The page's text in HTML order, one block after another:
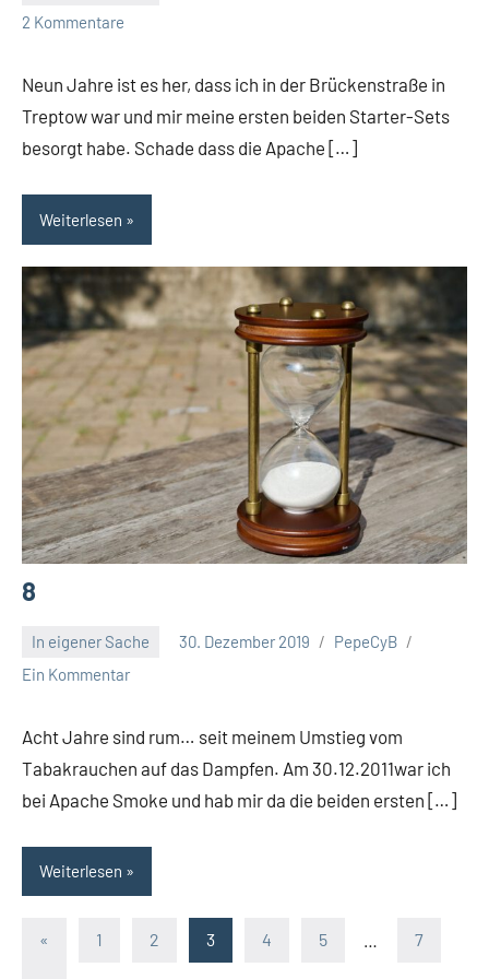
2 Kommentare
Neun Jahre ist es her, dass ich in der Brückenstraße in
Treptow war und mir meine ersten beiden Starter-Sets
besorgt habe. Schade dass die Apache […]
Weiterlesen
8
In eigener Sache 30. Dezember 2019
PepeCyB
Ein Kommentar
Acht Jahre sind rum… seit meinem Umstieg vom
Tabakrauchen auf das Dampfen. Am 30.12.2011war ich
bei Apache Smoke und hab mir da die beiden ersten […]
Weiterlesen
Seitennummerierung
« Vorherige
1 2 3 4 5 7